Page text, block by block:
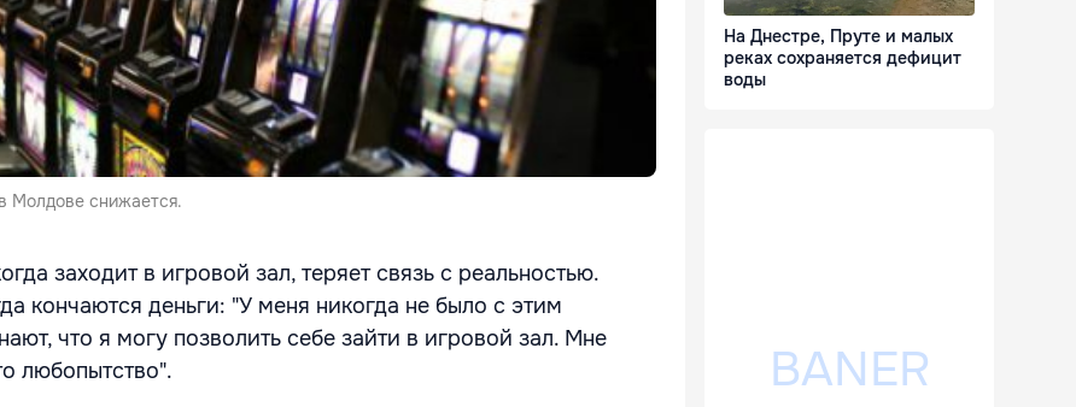
Молдове снижается.
заходит в игровой зал, теряет связь с реальностью.
кончаются деньги: "У меня никогда не было с этим
что я могу позволить себе зайти в игровой зал. Мне
любопытство".
На Днестре, Пруте и малых
реках сохраняется дефицит
воды